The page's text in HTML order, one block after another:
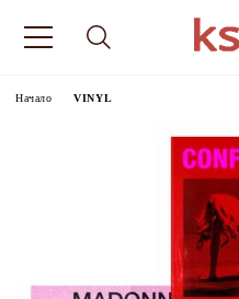
Начало VINYL